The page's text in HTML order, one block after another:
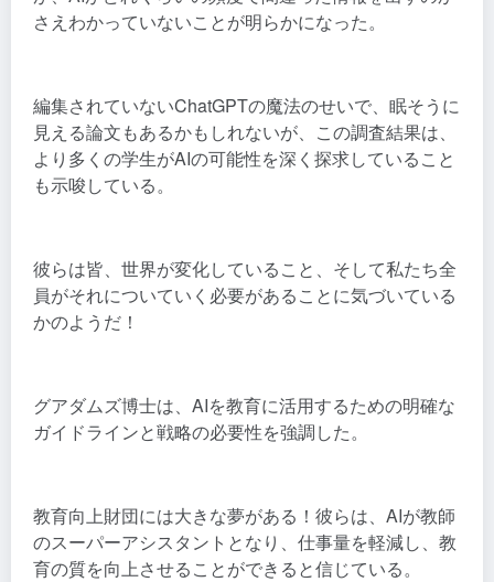
さえわかっていないことが明らかになった。
編集されていないChatGPTの魔法のせいで、眠そうに
見える論文もあるかもしれないが、この調査結果は、
より多くの学生がAIの可能性を深く探求していること
も示唆している。
彼らは皆、世界が変化していること、そして私たち全
員がそれについていく必要があることに気づいている
かのようだ！
グアダムズ博士は、AIを教育に活用するための明確な
ガイドラインと戦略の必要性を強調した。
教育向上財団には大きな夢がある！彼らは、AIが教師
のスーパーアシスタントとなり、仕事量を軽減し、教
育の質を向上させることができると信じている。